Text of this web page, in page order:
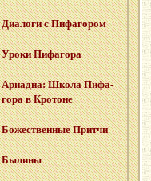
Диа­ло­ги с Пи­фа­го­ром
Уроки Пи­фа­го­ра
Ари­ад­на: Школа Пи­фа­
го­ра в Кро­тоне
Бо­же­ствен­ные Прит­чи
Бы­ли­ны